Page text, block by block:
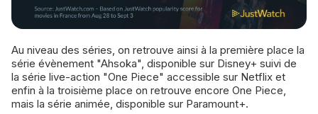
Au niveau des séries, on retrouve ainsi à la première place la
série évènement "Ahsoka", disponible sur Disney+ suivi de
la série live-action "One Piece" accessible sur Netflix et
enfin à la troisième place on retrouve encore One Piece,
mais la série animée, disponible sur Paramount+.